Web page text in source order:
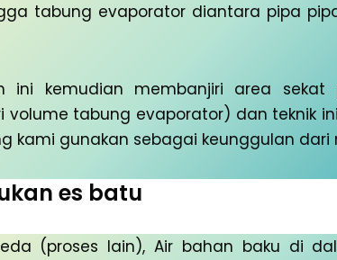
tabung evaporator diantara pipa
ini kemudian membanjiri area
volume tabung evaporator) dan teknik
kami gunakan sebagai keunggulan dari
es batu
(proses lain), Air bahan baku di